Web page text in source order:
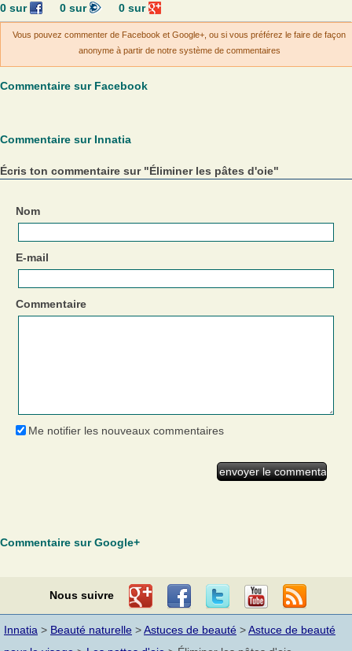
0sur 0sur 0 sur
Vous pouvez commenter de Facebook et Google+, ou si vous préférez le faire de façon
anonyme à partir de notre système de commentaires
Commentaire sur Facebook
Commentaire sur Innatia
Écris ton commentaire sur "Éliminer les pâtes d'oie"
Nom
E-mail
Commentaire
Me notifier les nouveaux commentaires
Commentaire sur Google+
Nous suivre
Innatia > Beauté naturelle >Astuces de beauté >Astuce de beauté